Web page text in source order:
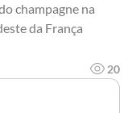
champagne na
da França
20